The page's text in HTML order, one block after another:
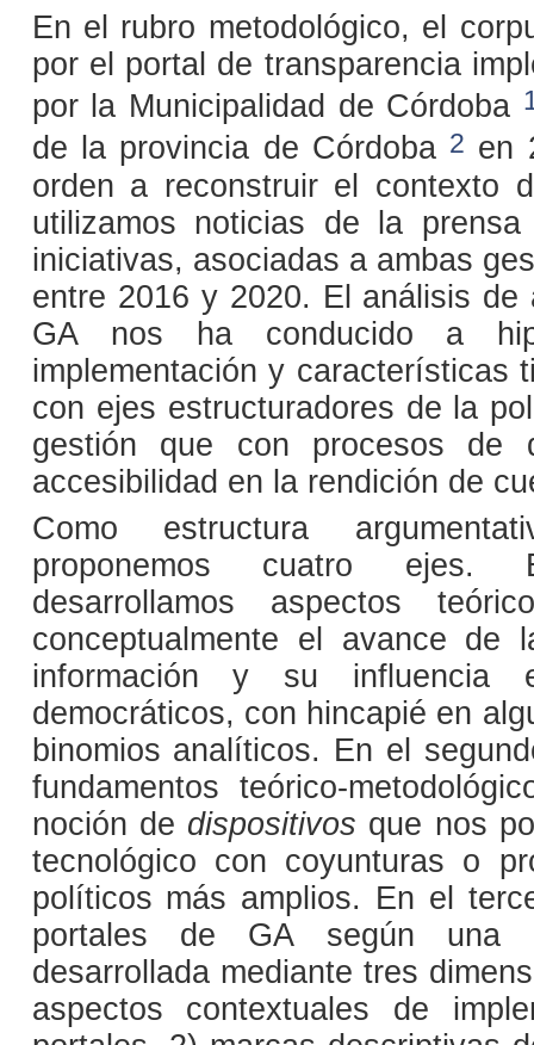
En el rubro metodológico, el
por el portal de transparencia
por la Municipalidad de Córdoba
de la provincia de Córdoba 2 en
orden a reconstruir el contexto
utilizamos noticias de la
iniciativas, asociadas a ambas
entre 2016 y 2020. El análisis de
GA nos ha conducido a
implementación y características
con ejes estructuradores de la
gestión que con procesos de
accesibilidad en la rendición de
Como estructura
proponemos cuatro
desarrollamos aspectos
conceptualmente el avance de
información y su influencia
democráticos, con hincapié en
binomios analíticos. En el
fundamentos teórico-
noción de dispositivos que nos
tecnológico con coyunturas o
políticos más amplios. En el
portales de GA según una
desarrollada mediante tres
aspectos contextuales de